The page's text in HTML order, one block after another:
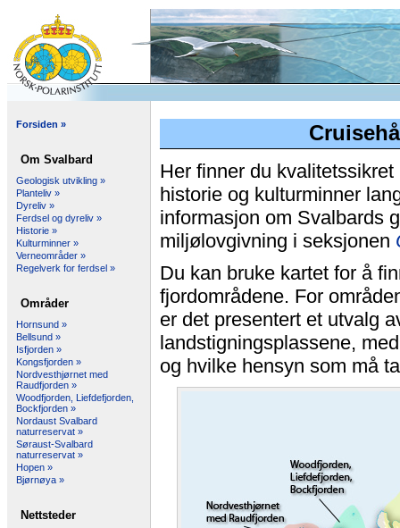
Forsiden »
Om Svalbard
Geologisk utvikling »
Planteliv »
Dyreliv »
Ferdsel og dyreliv »
Historie »
Kulturminner »
Verneområder »
Regelverk for ferdsel »
Områder
Hornsund »
Bellsund »
Isfjorden »
Kongsfjorden »
Nordvesthjørnet med
Raudfjorden »
Woodfjorden, Liefdefjorden,
Bockfjorden »
Nordaust Svalbard
naturreservat »
Søraust-Svalbard
naturreservat »
Hopen »
Bjørnøya »
Nettsteder
Her finner du
historie og kulturminner
informasjon om Svalbards
miljølovgivning i seksjonen
Du kan bruke kartet for å
fjordområdene. For
er det presentert et utvalg
landstigningsplassene,
og hvilke hensyn som må